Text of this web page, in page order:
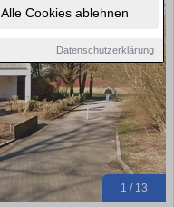
Alle Cookies ablehnen
Datenschutzerklärung
1 / 13